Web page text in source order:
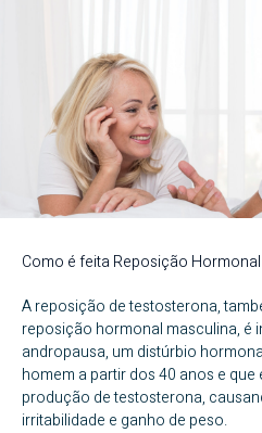
Como é feita Reposição Hormonal
A reposição de testosterona,
reposição hormonal masculina, é
andropausa, um distúrbio
homem a partir dos 40 anos e
produção de testosterona,
irritabilidade e ganho de peso.